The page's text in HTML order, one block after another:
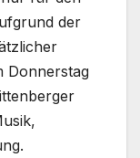
der
Donnerstag